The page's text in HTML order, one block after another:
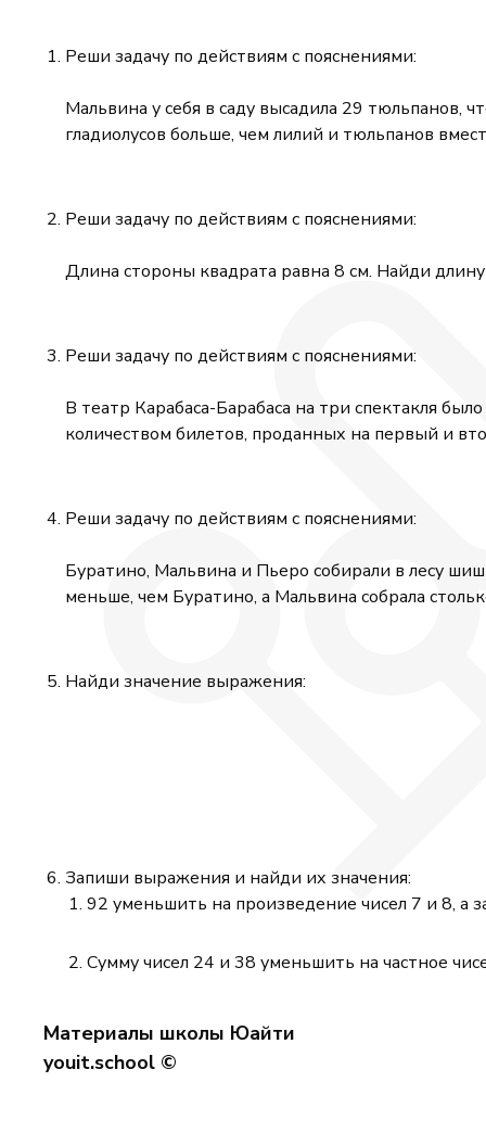
Реши задачу по действиям с пояснениями:
Мальвина у себя в саду высадила 29 тюльпанов,
гладиолусов больше, чем лилий и тюльпанов
Реши задачу по действиям с пояснениями:
Длина стороны квадрата равна 8 см. Найди
Реши задачу по действиям с пояснениями:
В театр Карабаса-Барабаса на три спектакля
количеством билетов, проданных на первый и
Реши задачу по действиям с пояснениями:
Буратино, Мальвина и Пьеро собирали в лесу
меньше, чем Буратино, а Мальвина собрала
Найди значение выражения:
Запиши выражения и найди их значения:
92 уменьшить на произведение чисел 7 и 8, а
Сумму чисел 24 и 38 уменьшить на частное
Материалы школы Юайти
youit.school ©